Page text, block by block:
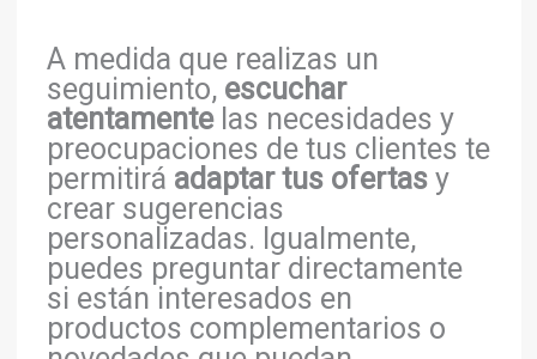
A medida que realizas un
seguimiento, escuchar
atentamentelas necesidades y
preocupaciones de tus clientes te
permitirá adaptar tus ofertasy
crear sugerencias
personalizadas. Igualmente,
puedes preguntar directamente
si están interesados en
productos complementarios o